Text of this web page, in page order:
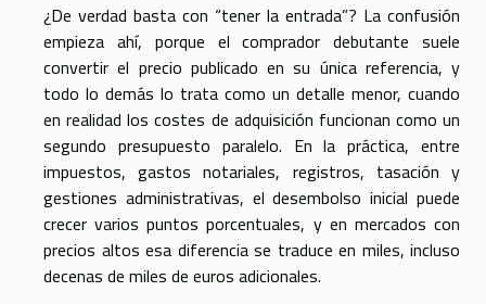
¿De verdad basta con “tener la entrada”? La confusión
empieza ahí, porque el comprador debutante suele
convertir el precio publicado en su única referencia, y
todo lo demás lo trata como un detalle menor, cuando
en realidad los costes de adquisición funcionan como un
segundo presupuesto paralelo. En la práctica, entre
impuestos, gastos notariales, registros, tasación y
gestiones administrativas, el desembolso inicial puede
crecer varios puntos porcentuales, y en mercados con
precios altos esa diferencia se traduce en miles, incluso
decenas de miles de euros adicionales.